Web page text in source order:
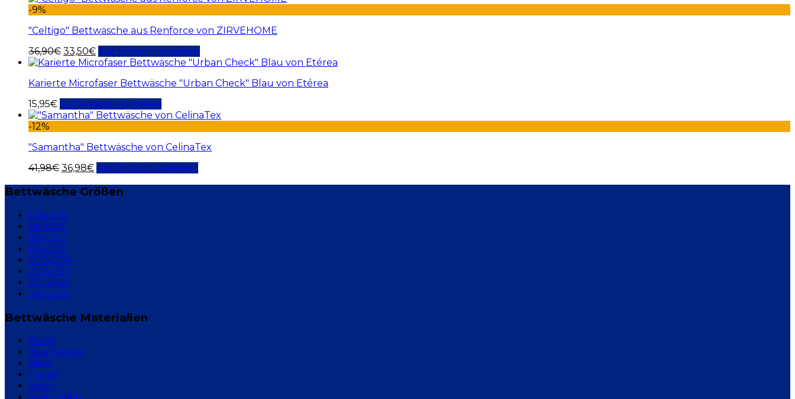
-9%
"Celtigo" Bettwäsche aus Renforce von ZIRVEHOME
36,90€ 33,50€ Auf Amazon ansehen
Karierte Microfaser Bettwäsche "Urban Check" Blau von Etérea
15,95€ Auf Amazon ansehen
-12%
"Samantha" Bettwäsche von CelinaTex
41,98€ 36,98€ Auf Amazon ansehen
Bettwäsche Größen
135x200
140x200
155x200
155x220
200x200
200x220
220x240
240x220
Bettwäsche Materialien
Batist
Baumwolle
Biber
Flanell
Linon